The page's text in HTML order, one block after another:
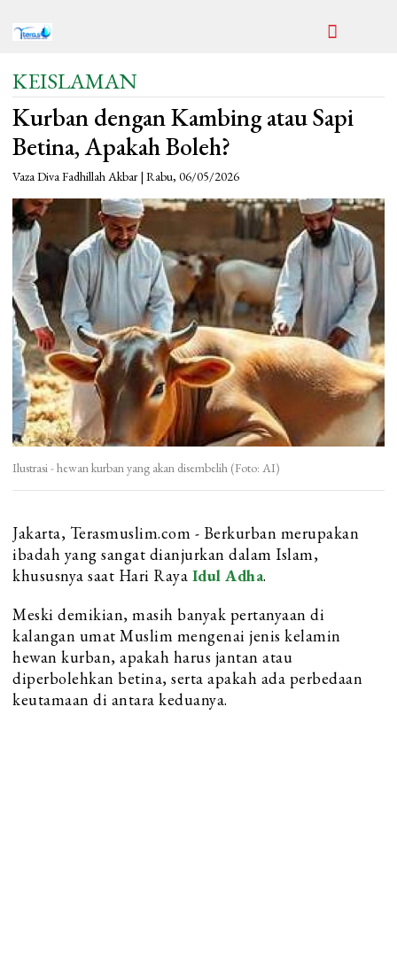
KEISLAMAN
Kurban dengan Kambing atau Sapi
Betina, Apakah Boleh?
Vaza Diva Fadhillah Akbar | Rabu, 06/05/2026
Ilustrasi - hewan kurban yang akan disembelih (Foto: AI)
Jakarta, Terasmuslim.com - Berkurban merupakan
ibadah yang sangat dianjurkan dalam Islam,
khususnya saat Hari Raya Idul Adha.
Meski demikian, masih banyak pertanyaan di
kalangan umat Muslim mengenai jenis kelamin
hewan kurban, apakah harus jantan atau
diperbolehkan betina, serta apakah ada perbedaan
keutamaan di antara keduanya.